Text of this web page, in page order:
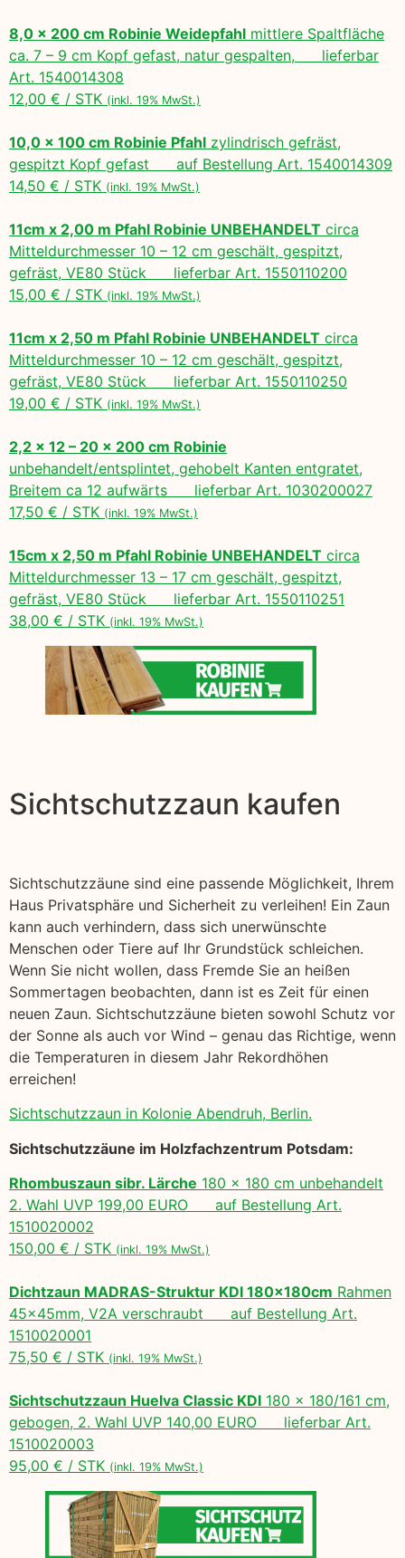
8,0 x 200 cm Robinie Weidepfahl mittlere Spaltfläche
ca. 7 – 9 cm Kopf gefast, natur gespalten, lieferbar
Art. 1540014308
12,00 € / STK (inkl. 19% MwSt.)
10,0 x 100 cm Robinie Pfahl zylindrisch gefräst,
gespitzt Kopf gefast auf Bestellung Art. 1540014309
14,50 € / STK (inkl. 19% MwSt.)
11cm x 2,00 m Pfahl Robinie UNBEHANDELT circa
Mitteldurchmesser 10 – 12 cm geschält, gespitzt,
gefräst, VE80 Stück lieferbar Art. 1550110200
15,00 € / STK (inkl. 19% MwSt.)
11cm x 2,50 m Pfahl Robinie UNBEHANDELT circa
Mitteldurchmesser 10 – 12 cm geschält, gespitzt,
gefräst, VE80 Stück lieferbar Art. 1550110250
19,00 € / STK (inkl. 19% MwSt.)
2,2 x 12 – 20 x 200 cm Robinie
unbehandelt/entsplintet, gehobelt Kanten entgratet,
Breitem ca 12 aufwärts lieferbar Art. 1030200027
17,50 € / STK (inkl. 19% MwSt.)
15cm x 2,50 m Pfahl Robinie UNBEHANDELT circa
Mitteldurchmesser 13 – 17 cm geschält, gespitzt,
gefräst, VE80 Stück lieferbar Art. 1550110251
38,00 € / STK (inkl. 19% MwSt.)
Sichtschutzzaun kaufen
Sichtschutzzäune sind eine passende Möglichkeit, Ihrem
Haus Privatsphäre und Sicherheit zu verleihen! Ein Zaun
kann auch verhindern, dass sich unerwünschte
Menschen oder Tiere auf Ihr Grundstück schleichen.
Wenn Sie nicht wollen, dass Fremde Sie an heißen
Sommertagen beobachten, dann ist es Zeit für einen
neuen Zaun. Sichtschutzzäune bieten sowohl Schutz vor
der Sonne als auch vor Wind – genau das Richtige, wenn
die Temperaturen in diesem Jahr Rekordhöhen
erreichen!
Sichtschutzzaun in Kolonie Abendruh, Berlin.
Sichtschutzzäune im Holzfachzentrum Potsdam:
Rhombuszaun sibr. Lärche 180 x 180 cm unbehandelt
2. Wahl UVP 199,00 EURO auf Bestellung Art.
1510020002
150,00 € / STK (inkl. 19% MwSt.)
Dichtzaun MADRAS-Struktur KDI 180x180cm Rahmen
45x45mm, V2A verschraubt auf Bestellung Art.
1510020001
75,50 € / STK (inkl. 19% MwSt.)
Sichtschutzzaun Huelva Classic KDI 180 x 180/161 cm,
gebogen, 2. Wahl UVP 140,00 EURO lieferbar Art.
1510020003
95,00 € / STK (inkl. 19% MwSt.)